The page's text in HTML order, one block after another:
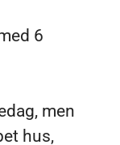
6
men
hus,